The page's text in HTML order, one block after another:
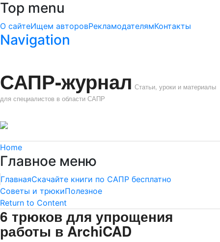
Top menu
О сайтеИщем авторовРекламодателямКонтакты
Navigation
САПР-журнал Статьи, уроки и материалы
для специалистов в области САПР
Home
Главное меню
ГлавнаяСкачайте книги по САПР бесплатно
Советы и трюкиПолезное
Return to Content
6 трюков для упрощения
работы в ArchiCAD